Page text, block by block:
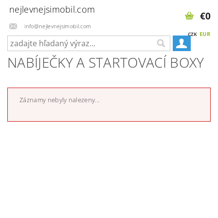
nejlevnejsimobil.com
info@nejlevnejsimobil.com
CZK EUR
€0
NABÍJEČKY A STARTOVACÍ BOXY
Záznamy nebyly nalezeny...